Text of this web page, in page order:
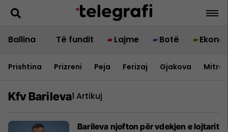
Ballina Të fundit Lajme Botë
Prishtina Prizreni Peja Ferizaj Gjakova
Kfv Barileva1 Artikuj
Barileva njofton për vdekjen e lojtarit